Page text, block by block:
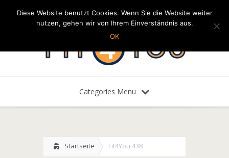
Categories Menu
Startseite Fit4You.438
Diese Website benutzt Cookies. Wenn Sie die Website weiter
nutzen, gehen wir von Ihrem Einverständnis aus.
OK